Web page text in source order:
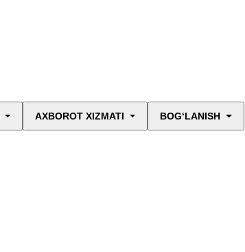
AXBOROT XIZMATI BOG‘LANISH